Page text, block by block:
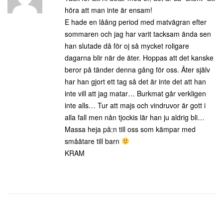
höra att man inte är ensam!
E hade en låång period med matvägran efter
sommaren och jag har varit tacksam ända sen
han slutade då för oj så mycket roligare
dagarna blir när de äter. Hoppas att det kanske
beror på tänder denna gång för oss. Äter själv
har han gjort ett tag så det är inte det att han
inte vill att jag matar… Burkmat går verkligen
inte alls… Tur att majs och vindruvor är gott i
alla fall men nån tjockis lär han ju aldrig bli…
Massa heja på:n till oss som kämpar med
småätare till barn
KRAM